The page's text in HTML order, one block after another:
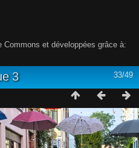
et développées grâce à:
33/49
3